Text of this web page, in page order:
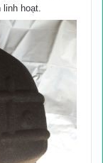
linh hoạt.